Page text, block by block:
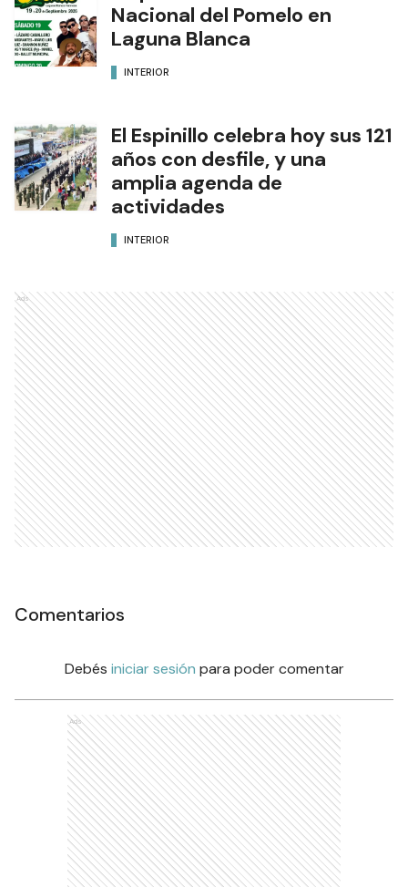
Nacional del Pomelo en
Laguna Blanca
INTERIOR
El Espinillo celebra hoy sus 121
años con desfile, y una
amplia agenda de
actividades
INTERIOR
Ads
Comentarios
Debés iniciar sesión para poder comentar
Ads